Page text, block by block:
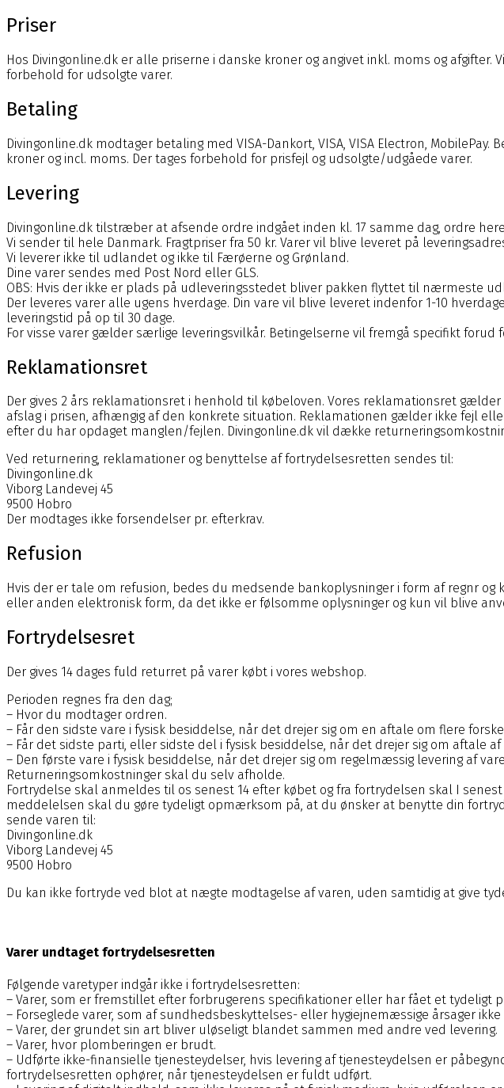
Priser
Hos Divingonline.dk er alle priserne i danske kroner og angivet inkl. moms og
forbehold for udsolgte varer.
Betaling
Divingonline.dk modtager betaling med VISA-Dankort, VISA, VISA Electron, MobilePay.
kroner og incl. moms. Der tages forbehold for prisfejl og udsolgte/udgåede varer.
Levering
Divingonline.dk tilstræber at afsende ordre indgået inden kl. 17 samme dag, ordre
Vi sender til hele Danmark. Fragtpriser fra 50 kr. Varer vil blive leveret på
Vi leverer ikke til udlandet og ikke til Færøerne og Grønland.
Dine varer sendes med Post Nord eller GLS.
OBS: Hvis der ikke er plads på udleveringsstedet bliver pakken flyttet til nærmeste
Der leveres varer alle ugens hverdage. Din vare vil blive leveret indenfor 1-10
leveringstid på op til 30 dage.
For visse varer gælder særlige leveringsvilkår. Betingelserne vil fremgå specifikt forud
Reklamationsret
Der gives 2 års reklamationsret i henhold til købeloven. Vores reklamationsret
afslag i prisen, afhængig af den konkrete situation. Reklamationen gælder ikke fejl
efter du har opdaget manglen/fejlen. Divingonline.dk vil dække
Ved returnering, reklamationer og benyttelse af fortrydelsesretten sendes til:
Divingonline.dk
Viborg Landevej 45
9500 Hobro
Der modtages ikke forsendelser pr. efterkrav.
Refusion
Hvis der er tale om refusion, bedes du medsende bankoplysninger i form af regnr
eller anden elektronisk form, da det ikke er følsomme oplysninger og kun vil blive
Fortrydelsesret
Der gives 14 dages fuld returret på varer købt i vores webshop.
Perioden regnes fra den dag;
– Hvor du modtager ordren.
– Får den sidste vare i fysisk besiddelse, når det drejer sig om en aftale om flere
– Får det sidste parti, eller sidste del i fysisk besiddelse, når det drejer sig om aftale
– Den første vare i fysisk besiddelse, når det drejer sig om regelmæssig levering af
Returneringsomkostninger skal du selv afholde.
Fortrydelse skal anmeldes til os senest 14 efter købet og fra fortrydelsen skal I
meddelelsen skal du gøre tydeligt opmærksom på, at du ønsker at benytte din
sende varen til:
Divingonline.dk
Viborg Landevej 45
9500 Hobro
Du kan ikke fortryde ved blot at nægte modtagelse af varen, uden samtidig at give
Varer undtaget fortrydelsesretten
Følgende varetyper indgår ikke i fortrydelsesretten:
– Varer, som er fremstillet efter forbrugerens specifikationer eller har fået et tydeligt
– Forseglede varer, som af sundhedsbeskyttelses- eller hygiejnemæssige årsager
– Varer, der grundet sin art bliver uløseligt blandet sammen med andre ved levering.
– Varer, hvor plomberingen er brudt.
– Udførte ikke-finansielle tjenesteydelser, hvis levering af tjenesteydelsen er
fortrydelsesretten ophører, når tjenesteydelsen er fuldt udført.